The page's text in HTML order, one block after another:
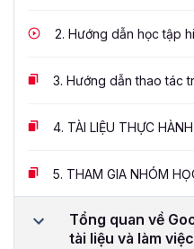
2. Hướng dẫn học tập
3. Hướng dẫn thao tác
4. TÀI LIỆU THỰC
5. THAM GIA NHÓM
Tổng quan về
tài liệu và làm